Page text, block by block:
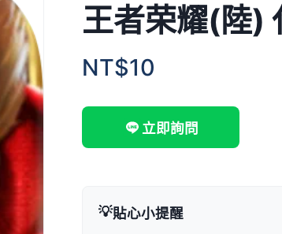
王者荣耀(陸)
NT$10
立即詢問
💡貼心小提醒